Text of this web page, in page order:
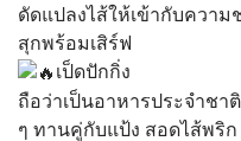
ดัดแปลงไส้ให้เข้ากับควา
สุกพร้อมเสิร์ฟ
เป็ดปักกิ่ง
ถือว่าเป็นอาหารประจำชา
ๆ ทานคู่กับแป้ง สอดไส้พริ